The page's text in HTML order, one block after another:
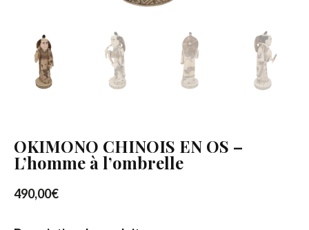
OKIMONO CHINOIS EN OS –
L’homme à l’ombrelle
490,00€